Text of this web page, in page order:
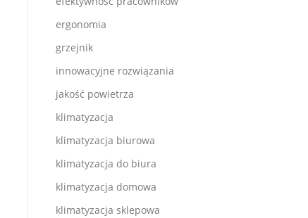
ergonomia
grzejnik
innowacyjne rozwiązania
jakość powietrza
klimatyzacja
klimatyzacja biurowa
klimatyzacja do biura
klimatyzacja domowa
klimatyzacja sklepowa